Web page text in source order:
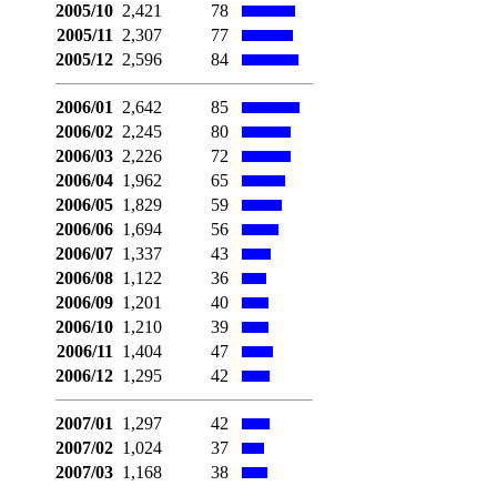
2005/10 2,421
78
2005/11
2,307
77
2005/12 2,596 84
2006/01 2,642
85
2006/02 2,245
80
2006/03 2,226
72
2006/04 1,962
65
2006/05 1,829
59
2006/06 1,694
56
2006/07 1,337
43
2006/08 1,122
36
2006/09 1,201
40
2006/10 1,210
39
2006/11
1,404
47
2006/12 1,295 42
2007/01 1,297
42
2007/02 1,024
37
2007/03 1,168
38